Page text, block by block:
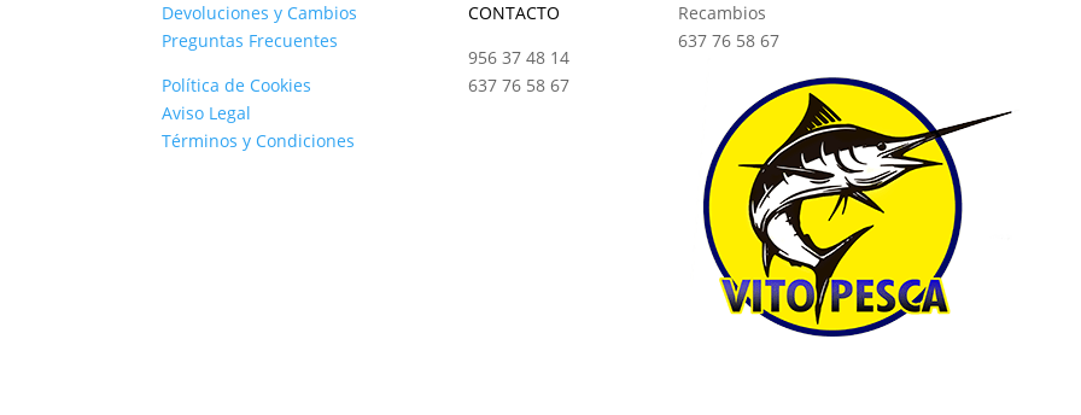
Devoluciones y Cambios
Preguntas Frecuentes
Política de Cookies
Aviso Legal
Términos y Condiciones
CONTACTO
956 37 48 14
637 76 58 67
Recambios
637 76 58 67